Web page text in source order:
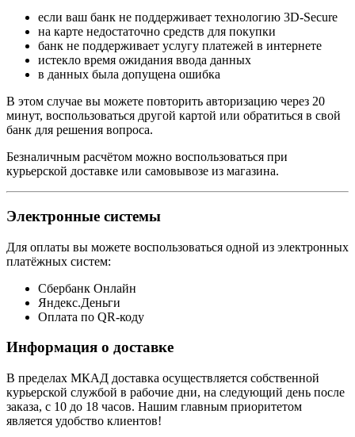
если ваш банк не поддерживает технологию 3D-Secure
на карте недостаточно средств для покупки
банк не поддерживает услугу платежей в интернете
истекло время ожидания ввода данных
в данных была допущена ошибка
В этом случае вы можете повторить авторизацию через 20
минут, воспользоваться другой картой или обратиться в свой
банк для решения вопроса.
Безналичным расчётом можно воспользоваться при
курьерской доставке или самовывозе из магазина.
Электронные системы
Для оплаты вы можете воспользоваться одной из электронных
платёжных систем:
Сбербанк Онлайн
Яндекс.Деньги
Оплата по QR-коду
Информация о доставке
В пределах МКАД доставка осуществляется собственной
курьерской службой в рабочие дни, на следующий день после
заказа, с 10 до 18 часов. Нашим главным приоритетом
является удобство клиентов!